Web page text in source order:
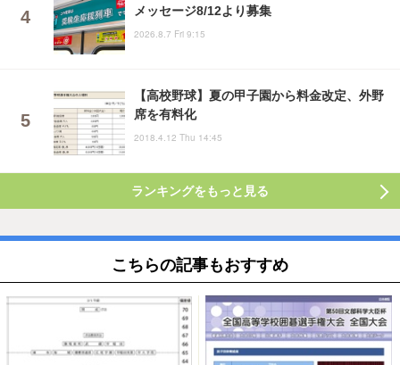
メッセージ8/12より募集
2026.8.7 Fri 9:15
【高校野球】夏の甲子園から料金改定、外野
席を有料化
2018.4.12 Thu 14:45
ランキングをもっと見る
こちらの記事もおすすめ